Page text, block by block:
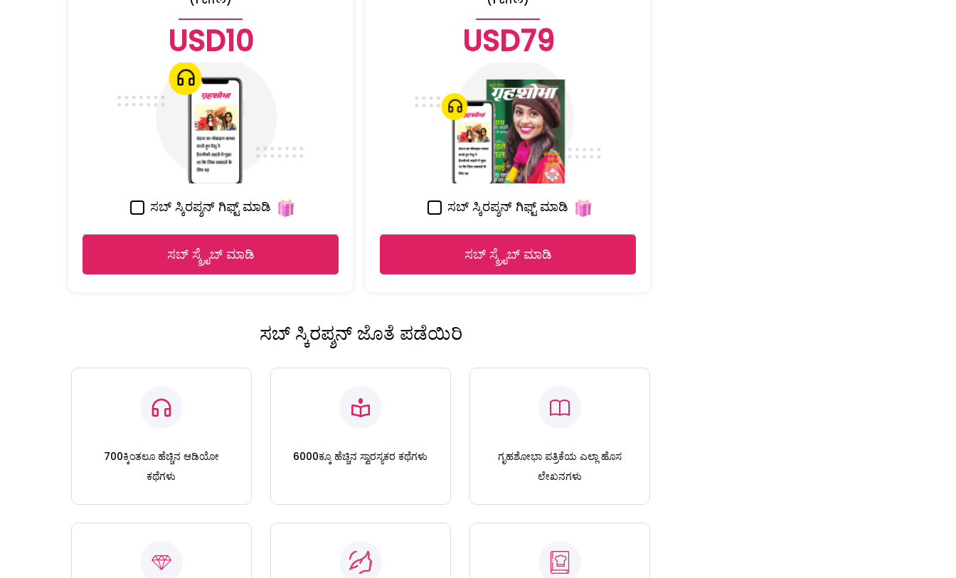
USD10
ಸಬ್ ಸ್ಕಿರಪ್ಶನ್ ಗಿಫ್ಟ್ ಮಾಡಿ
ಸಬ್ ಸ್ಕ್ರೈಬ್ ಮಾಡಿ
USD79
ಸಬ್ ಸ್ಕಿರಪ್ಶನ್ ಗಿಫ್ಟ್ ಮಾಡಿ
ಸಬ್ ಸ್ಕ್ರೈಬ್ ಮಾಡಿ
ಸಬ್ ಸ್ಕಿರಪ್ಶನ್ ಜೊತೆ ಪಡೆಯಿರಿ
700ಕ್ಕಿಂತಲೂ ಹೆಚ್ಚಿನ ಆಡಿಯೋ
ಕಥೆಗಳು
6000ಕ್ಕೂ ಹೆಚ್ಚಿನ ಸ್ವಾರಸ್ಯಕರ ಕಥೆಗಳು
ಗೃಹಶೋಭಾ ಪತ್ರಿಕೆಯ ಎಲ್ಲಾ ಹೊಸ
ಲೇಖನಗಳು